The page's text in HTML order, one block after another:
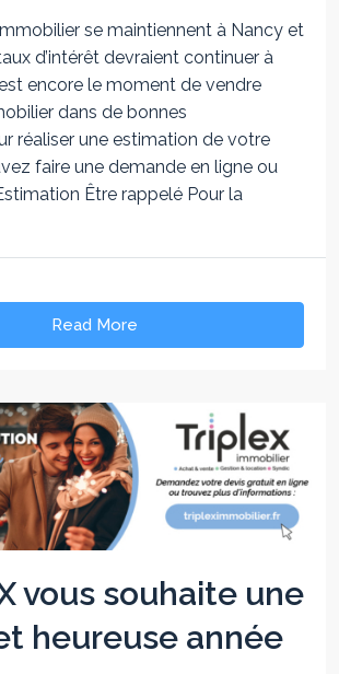
se maintiennent à Nancy et
d’intérêt devraient continuer à
encore le moment de vendre
dans de bonnes
réaliser une estimation de votre
faire une demande en ligne ou
Être rappelé Pour la
Read More
vous souhaite une
heureuse année